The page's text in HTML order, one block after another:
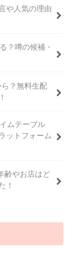
や人気の理由
？噂の候補・
ら？無料生配
ムテーブル
ットフォーム
齢やお店はど
！